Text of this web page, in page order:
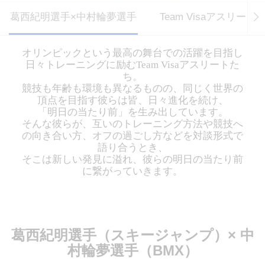
葛西紀明選手×中村輪夢選手 Team Visaアスリート
オリンピックという最高の舞台での活躍を目指し
日々トレーニングに励むTeam Visaアスリートた
ち。
競技も年齢も環境も異なるものの、同じく世界の
頂点を目指す彼らは皆、日々進化を続け、
「明日の当たり前」を生み出しています。
そんな彼らが、互いのトレーニング方法や競技へ
の向き合い方、オフの過ごし方などを対談形式で
語り合うとき、
そこは新しい発見に溢れ、彼らの明日の当たり前
に繋がっていきます。
葛西紀明選手（スキージャンプ）× 中
村輪夢選手（BMX）